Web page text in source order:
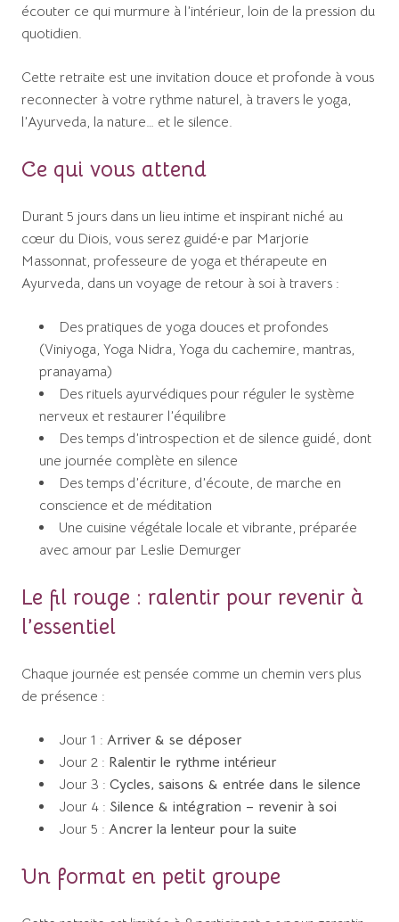
écouter ce qui murmure à l’intérieur, loin de la pression du
quotidien.
Cette retraite est une invitation douce et profonde à vous
reconnecter à votre rythme naturel, à travers le yoga,
l’Ayurveda, la nature… et le silence.
Ce qui vous attend
Durant 5 jours dans un lieu intime et inspirant niché au
cœur du Diois, vous serez guidé·e par Marjorie
Massonnat, professeure de yoga et thérapeute en
Ayurveda, dans un voyage de retour à soi à travers :
Des pratiques de yoga douces et profondes
(Viniyoga, Yoga Nidra, Yoga du cachemire, mantras,
pranayama)
Des rituels ayurvédiques pour réguler le système
nerveux et restaurer l’équilibre
Des temps d’introspection et de silence guidé, dont
une journée complète en silence
Des temps d’écriture, d’écoute, de marche en
conscience et de méditation
Une cuisine végétale locale et vibrante, préparée
avec amour par Leslie Demurger
Le fil rouge : ralentir pour revenir à
l’essentiel
Chaque journée est pensée comme un chemin vers plus
de présence :
Jour 1 : Arriver & se déposer
Jour 2 : Ralentir le rythme intérieur
Jour 3 : Cycles, saisons & entrée dans le silence
Jour 4 : Silence & intégration – revenir à soi
Jour 5 : Ancrer la lenteur pour la suite
Un format en petit groupe